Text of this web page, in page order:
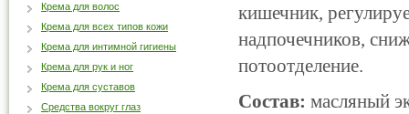
кишечник,
надпочечников,
потоотделение.
Состав: масляный
Крема для волос
Крема для всех типов кожи
Крема для интимной гигиены
Крема для рук и ног
Крема для суставов
Средства вокруг глаз